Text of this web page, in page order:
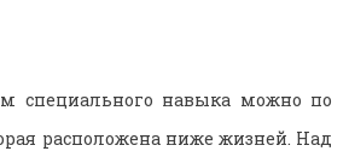
специального навыка можно по
расположена ниже жизней. Над